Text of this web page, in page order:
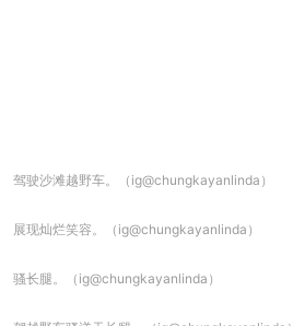
驾驶沙滩越野车。（ig@chungkayanlinda）
展现灿烂笑容。（ig@chungkayanlinda）
骚长腿。（ig@chungkayanlinda）